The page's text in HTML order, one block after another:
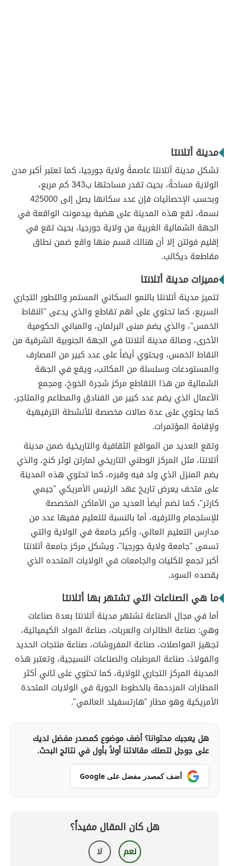
مدينة أتلانتا
تشكل مدينة أتلانتا عاصمةً ولاية جورجيا، كما تعتبر أكبر مدن
الولاية مساحةً، بحيث تقدر مساحتها ب343 كم مربع،
وبحسب الإحصائيات فإن عدد سكانها يصل إلى 425000
نسمة، تقع هذه المدينة على هضبة بيدمونت الواقعة في
الجهة الشمالية الغربية من ولاية جورجيا، بحيث تقع في
إقليم فولتن إلا أن هنالك قسم منها واقع ضمن نطاق
مقاطعة ديكالب.
مميزات مدينة أتلانتا
تتميز مدينة أتلانتا بالنمو السكاني المستمر والتطور التجاري
السريع، كما تحتوي على أهم تقاطع والذي يدعى "النقاط
الخمس"، والذي يضم مبنى البرلمان، والمباني الحكومية
الأخرى، وصالة مدينة أتلانتا في الجهة الجنوبية الشرقية من
النقاط الخمس، ويحتوي أيضاً على عدد كبير من المصارف
والمستودعات وسلسلة من المكاتب، ويقع في الجهة
الشمالية من هذا التقاطع مركز شجرة الخوخ، ومجمع
الأعمال الذي يضم عدد كبير من الفنادق والمطاعم والمتاجر،
كما يحتوي على عدة صالات مخصصة للأنشطة الترفيهية
ولإقامة المؤتمرات.
وتقع العديد من المواقع الثقافية والتاريخية ضمن مدينة
أتلانتا، مثل المركز الوطني التاريخي لمارتن لوثر كنج، والذي
يضم المنزل الذي ولد فيه وقبره، كما تحتوي هذه المدينة
على متحف يعرض تاريخ عهد الرئيس الأمريكي "جيمي
كارتر"، كما تضم أيضاً العديد من الأماكن المخصصة
للإستجمام والترفيه، أما بالنسبة للتعليم ففيها عدد من
مدارس التعليم العالي، وأكبر جامعة في الولاية والتي
تسمى "جامعة ولاية جورجيا"، ويشكل مركز جامعة أتلانتا
أكبر تجمع للكليات والجامعات في الولايات المتحده الذي
يقصده السود.
ما هي الصناعات التي تشتهر بها أتلانتا
أما في مجال الصناعة تشتهر مدينة أتلانتا بعدة صناعات
وهي: صناعة الطائرات والعربات، صناعة المواد الكيميائية،
تجهيز المواصلات، صناعة المفروشات، صناعة منتجات الحديد
والفولاذ، صناعة المرطبات والصناعات النسيجية، وتعتبر هذه
المدينة المركز التجاري للولاية، كما تحتوي على ثاني أكثر
المطارات المزدحمة بالخطوط الجوية في الولايات المتحدة
الأمريكية وهو مطار "هارتسفيلد العالمي".
هل يعجبك محتوانا؟ أضف موضوع كمصدر مفضل لديك
على جوجل لتصلك مقالاتنا أولاً بأول في نتائج البحث.
أضف كمصدر مفضل على Google
هل كان المقال مفيداً؟
نعم لا